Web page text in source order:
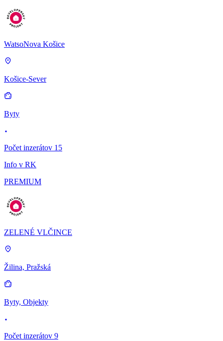
WatsoNova Košice
Košice-Sever
Byty
Počet inzerátov 15
Info v RK
PREMIUM
ZELENÉ VLČINCE
Žilina, Pražská
Byty, Objekty
Počet inzerátov 9